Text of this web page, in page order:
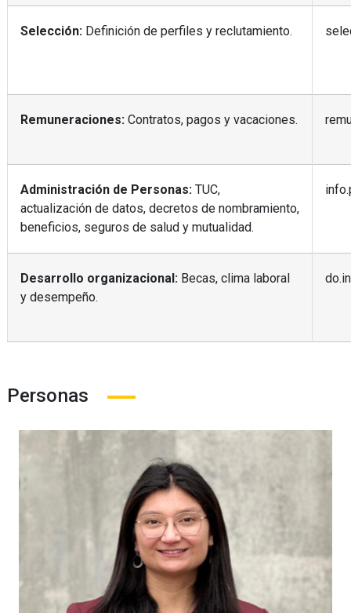
Selección:Definición de perfiles y reclutamiento.
Remuneraciones:Contratos, pagos y vacaciones.
Administración de Personas:TUC,
actualización de datos, decretos de nombramiento,
beneficios, seguros de salud y mutualidad.
Desarrollo organizacional:Becas, clima laboral
y desempeño.
Personas